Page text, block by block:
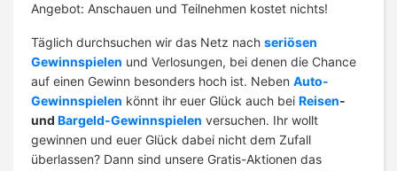
Angebot: Anschauen und Teilnehmen kostet nichts!
Täglich durchsuchen wir das Netz nach seriösen
Gewinnspielen und Verlosungen, bei denen die Chance
auf einen Gewinn besonders hoch ist. Neben Auto-
Gewinnspielen könnt ihr euer Glück auch bei Reisen-
und Bargeld-Gewinnspielen versuchen. Ihr wollt
gewinnen und euer Glück dabei nicht dem Zufall
überlassen? Dann sind unsere Gratis-Aktionen das